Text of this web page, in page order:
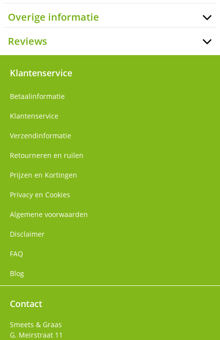
Overige informatie
Reviews
Klantenservice
Betaalinformatie
Klantenservice
Verzendinformatie
Retourneren en ruilen
Prijzen en Kortingen
Privacy en Cookies
Algemene voorwaarden
Disclaimer
FAQ
Blog
Contact
Smeets & Graas
G. Meirstraat 11